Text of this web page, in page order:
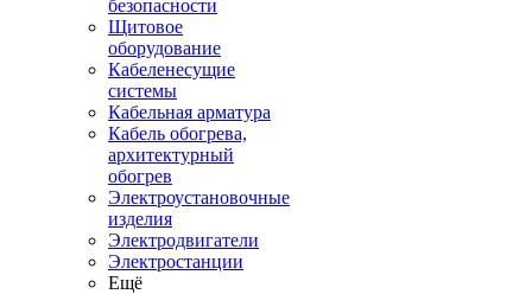
безопасности
Щитовое
оборудование
Кабеленесущие
системы
Кабельная арматура
Кабель обогрева,
архитектурный
обогрев
Электроустановочные
изделия
Электродвигатели
Электростанции
Ещё